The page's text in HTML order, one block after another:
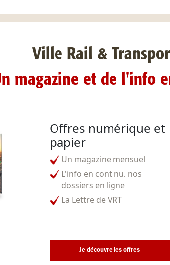
Ville Rail &
magazine et de l'info
Offres numérique et
papier
Un magazine mensuel
L'info en continu, nos
dossiers en ligne
La Lettre de VRT
Je découvre les offres